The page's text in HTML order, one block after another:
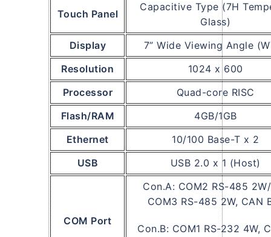
Touch Panel
Capacitive Type (7H
Glass)
Display
7” Wide Viewing Angle
Resolution
1024 x 600
Processor
Quad-core RISC
Flash/RAM
4GB/1GB
Ethernet
10/100 Base-T x 2
USB
USB 2.0 x 1 (Host)
COM Port
Con.A: COM2 RS-485
COM3 RS-485 2W, CAN
Con.B: COM1 RS-232 4W,